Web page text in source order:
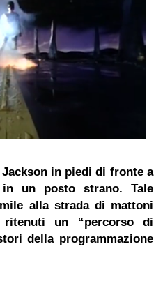
in piedi di fronte a
un posto strano. Tale
alla strada di mattoni
un “percorso di
della programmazione